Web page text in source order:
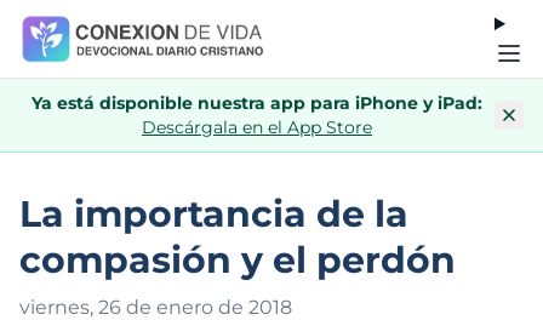
Ya está disponible nuestra app para iPhone y iPad:
Descárgala en el App Store
La importancia de la
compasión y el perdón
viernes, 26 de enero de 2018